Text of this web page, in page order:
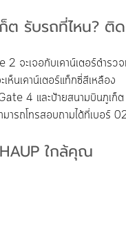
ต รับรถที่ไหน? ติ
2 จะเจอกับเคาน์เตอร์ตำรว
เห็นเคาน์เตอร์แท็กซี่สีเหลือง
Gate 4 และป้ายสนามบินภูเก็
ามารถโทรสอบถามได้ที่เบอร์
ใกล้คุณ